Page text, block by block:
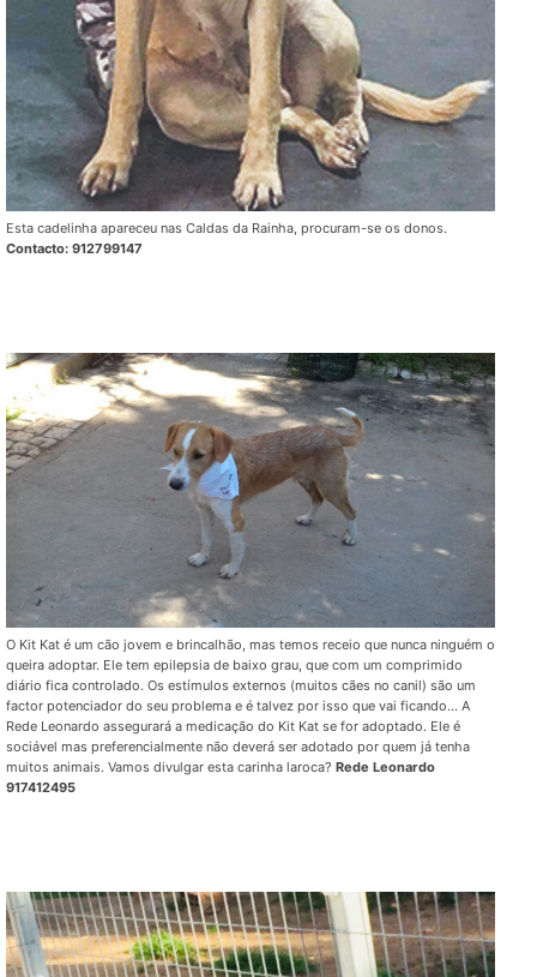
Esta cadelinha apareceu nas Caldas da Rainha, procuram-se os donos.
Contacto: 912799147
O Kit Kat é um cão jovem e brincalhão, mas temos receio que nunca ninguém o
queira adoptar. Ele tem epilepsia de baixo grau, que com um comprimido
diário fica controlado. Os estímulos externos (muitos cães no canil) são um
factor potenciador do seu problema e é talvez por isso que vai ficando… A
Rede Leonardo assegurará a medicação do Kit Kat se for adoptado. Ele é
sociável mas preferencialmente não deverá ser adotado por quem já tenha
muitos animais. Vamos divulgar esta carinha laroca? Rede Leonardo
917412495